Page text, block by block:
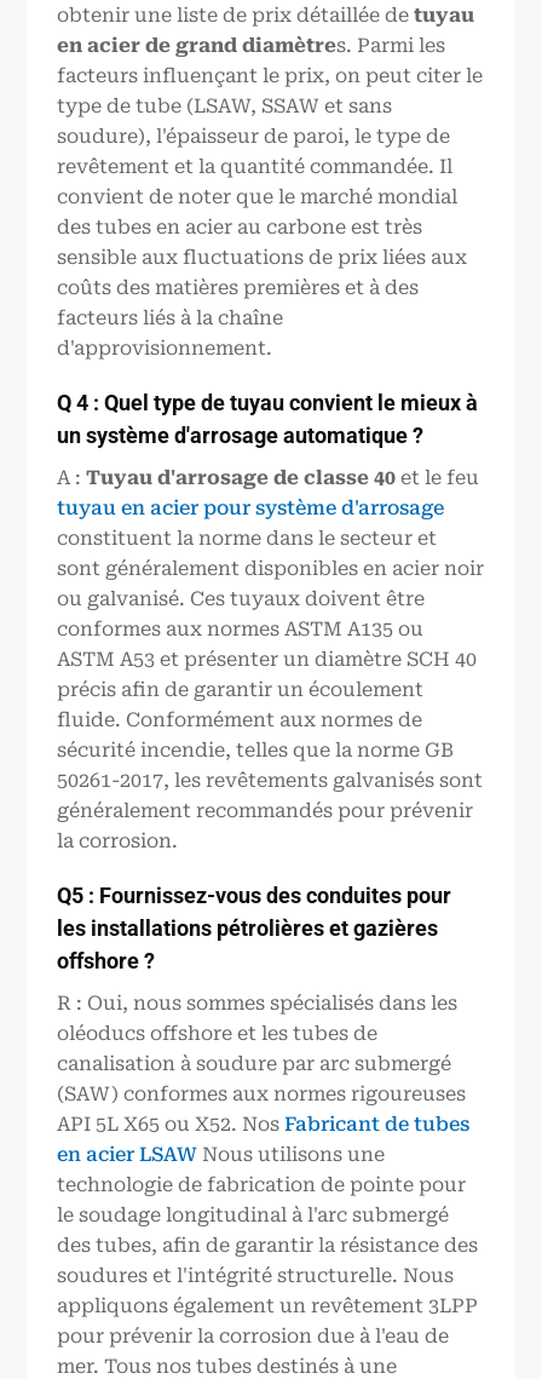
obtenir une liste de prix détaillée detuyau
en acier de grand diamètres. Parmi les
facteurs influençant le prix, on peut citer le
type de tube (LSAW, SSAW et sans
soudure), l'épaisseur de paroi, le type de
revêtement et la quantité commandée. Il
convient de noter que le marché mondial
des tubes en acier au carbone est très
sensible aux fluctuations de prix liées aux
coûts des matières premières et à des
facteurs liés à la chaîne
d'approvisionnement.
Q 4 : Quel type de tuyau convient le mieux à
un système d'arrosage automatique ?
A :Tuyau d'arrosage de classe 40 et le feu
tuyau en acier pour système d'arrosage
constituent la norme dans le secteur et
sont généralement disponibles en acier noir
ou galvanisé. Ces tuyaux doivent être
conformes aux normes ASTM A135 ou
ASTM A53 et présenter un diamètre SCH 40
précis afin de garantir un écoulement
fluide. Conformément aux normes de
sécurité incendie, telles que la norme GB
50261-2017, les revêtements galvanisés sont
généralement recommandés pour prévenir
la corrosion.
Q5 : Fournissez-vous des conduites pour
les installations pétrolières et gazières
offshore ?
R : Oui, nous sommes spécialisés dans les
oléoducs offshore et les tubes de
canalisation à soudure par arc submergé
(SAW) conformes aux normes rigoureuses
API 5L X65 ou X52. NosFabricant de tubes
en acier LSAW Nous utilisons une
technologie de fabrication de pointe pour
le soudage longitudinal à l'arc submergé
des tubes, afin de garantir la résistance des
soudures et l'intégrité structurelle. Nous
appliquons également un revêtement 3LPP
pour prévenir la corrosion due à l'eau de
mer. Tous nos tubes destinés à une